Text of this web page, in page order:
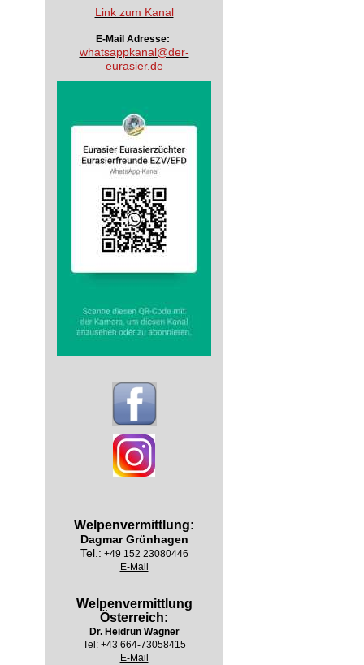
Link zum Kanal
E-Mail Adresse:
whatsappkanal@der-
eurasier.de
Welpenvermittlung:
Dagmar Grünhagen
Tel.: +49 152 23080446
E-Mail
Welpenvermittlung
Österreich:
Dr. Heidrun Wagner
Tel:+43 664-73058415
E-Mail